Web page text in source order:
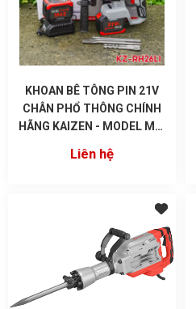
KHOAN BÊ TÔNG PIN 21V
CHÂN PHỔ THÔNG CHÍNH
HÃNG KAIZEN - MODEL MỚI
Liên hệ